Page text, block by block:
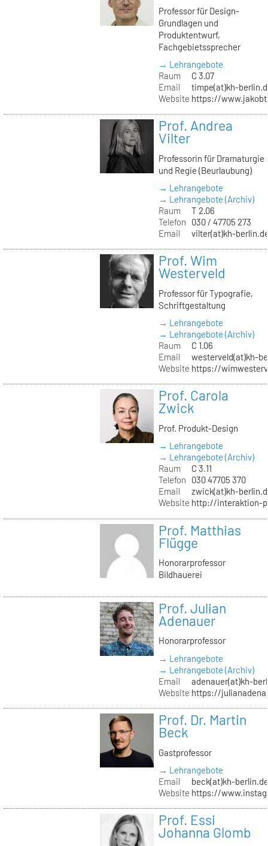
Professor für Design-
Grundlagen und
Produktentwurf,
Fachgebietssprecher
→ Lehrangebote
Raum
C 3.07
Email
timpe(at)kh-
Website https://
Prof. Andrea
Vilter
Professorin für Dramaturgie
und Regie (Beurlaubung)
→ Lehrangebote
→ Lehrangebote (Archiv)
Raum
T 2.06
Telefon
030 / 47705 273
Email
vilter(at)kh-
Prof. Wim
Westerveld
Professor für Typografie,
Schriftgestaltung
→ Lehrangebote
→ Lehrangebote (Archiv)
Raum
C 1.06
Email
westerveld(at)kh-
Website https://
Prof. Carola
Zwick
Prof. Produkt-Design
→ Lehrangebote
→ Lehrangebote (Archiv)
Raum
C 3.11
Telefon
030 47705 370
Email
zwick(at)kh-
Website http://interaktion-
Prof. Matthias
Flügge
Honorarprofessor
Bildhauerei
Prof. Julian
Adenauer
Honorarprofessor
→ Lehrangebote
→ Lehrangebote (Archiv)
Email
adenauer(at)kh-
Website https://
Prof. Dr. Martin
Beck
Gastprofessor
→ Lehrangebote
Email
beck(at)kh-
Website https://
Prof. Essi
Johanna Glomb